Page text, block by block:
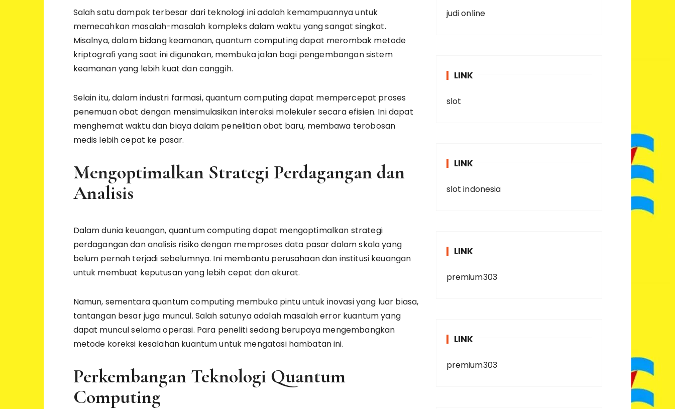
Salah satu dampak terbesar dari teknologi ini adalah kemampuannya untuk
memecahkan masalah-masalah kompleks dalam waktu yang sangat singkat.
Misalnya, dalam bidang keamanan, quantum computing dapat merombak metode
kriptografi yang saat ini digunakan, membuka jalan bagi pengembangan sistem
keamanan yang lebih kuat dan canggih.
Selain itu, dalam industri farmasi, quantum computing dapat mempercepat proses
penemuan obat dengan mensimulasikan interaksi molekuler secara efisien. Ini dapat
menghemat waktu dan biaya dalam penelitian obat baru, membawa terobosan
medis lebih cepat ke pasar.
Mengoptimalkan Strategi Perdagangan dan
Analisis
Dalam dunia keuangan, quantum computing dapat mengoptimalkan strategi
perdagangan dan analisis risiko dengan memproses data pasar dalam skala yang
belum pernah terjadi sebelumnya. Ini membantu perusahaan dan institusi keuangan
untuk membuat keputusan yang lebih cepat dan akurat.
Namun, sementara quantum computing membuka pintu untuk inovasi yang luar biasa,
tantangan besar juga muncul. Salah satunya adalah masalah error kuantum yang
dapat muncul selama operasi. Para peneliti sedang berupaya mengembangkan
metode koreksi kesalahan kuantum untuk mengatasi hambatan ini.
Perkembangan Teknologi Quantum
Computing
judi online
LINK
slot
LINK
slot indonesia
LINK
premium303
LINK
premium303